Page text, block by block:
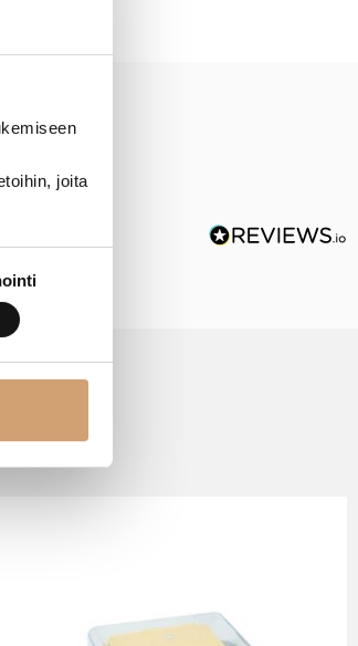
joita